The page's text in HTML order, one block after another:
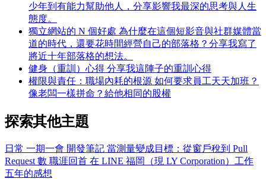
少年到有能力幫助他人，分享影響我最深的思考與人生
態度。
獨立網站的 N 個好處 為什麼在這個短影音與社群媒體當
道的時代，還要花時間經營自己的部落格？分享我寫了
將近十年部落格的想法。
健身（重訓）心得 分享我這陣子的重訓心得
權限與責任：職場內耗的根源 如何要求員工天天加班？
像老闆一樣拼命？給他相同的股權
探索其他主題
日常 一期一會 開發筆記 當測量變成目標：從窗戶稅到 Pull
Request 數 職涯回首 在 LINE 福岡（現 LY Corporation）工作
五年的感想